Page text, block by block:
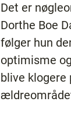
Det er
Dorthe Boe
følger hun
optimisme
blive klogere